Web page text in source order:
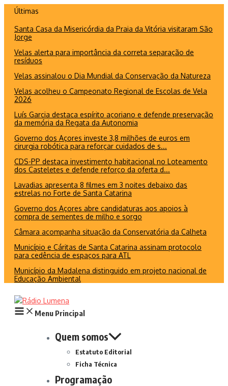
conteúdo
Últimas
Santa Casa da Misericórdia da Praia da Vitória visitaram São
Jorge
Velas alerta para importância da correta separação de
resíduos
Velas assinalou o Dia Mundial da Conservação da Natureza
Velas acolheu o Campeonato Regional de Escolas de Vela
2026
Luís Garcia destaca espírito açoriano e defende preservação
da memória da Regata da Autonomia
Governo dos Açores investe 3,8 milhões de euros em
cirurgia robótica para reforçar cuidados de s...
CDS-PP destaca investimento habitacional no Loteamento
dos Casteletes e defende reforço da oferta d...
Lavadias apresenta 8 filmes em 3 noites debaixo das
estrelas no Forte de Santa Catarina
Governo dos Açores abre candidaturas aos apoios à
compra de sementes de milho e sorgo
Câmara acompanha situação da Conservatória da Calheta
Município e Cáritas de Santa Catarina assinam protocolo
para cedência de espaços para ATL
Município da Madalena distinguido em projeto nacional de
Educação Ambiental
Menu Principal
Quem somos
Estatuto Editorial
Ficha Técnica
Programação